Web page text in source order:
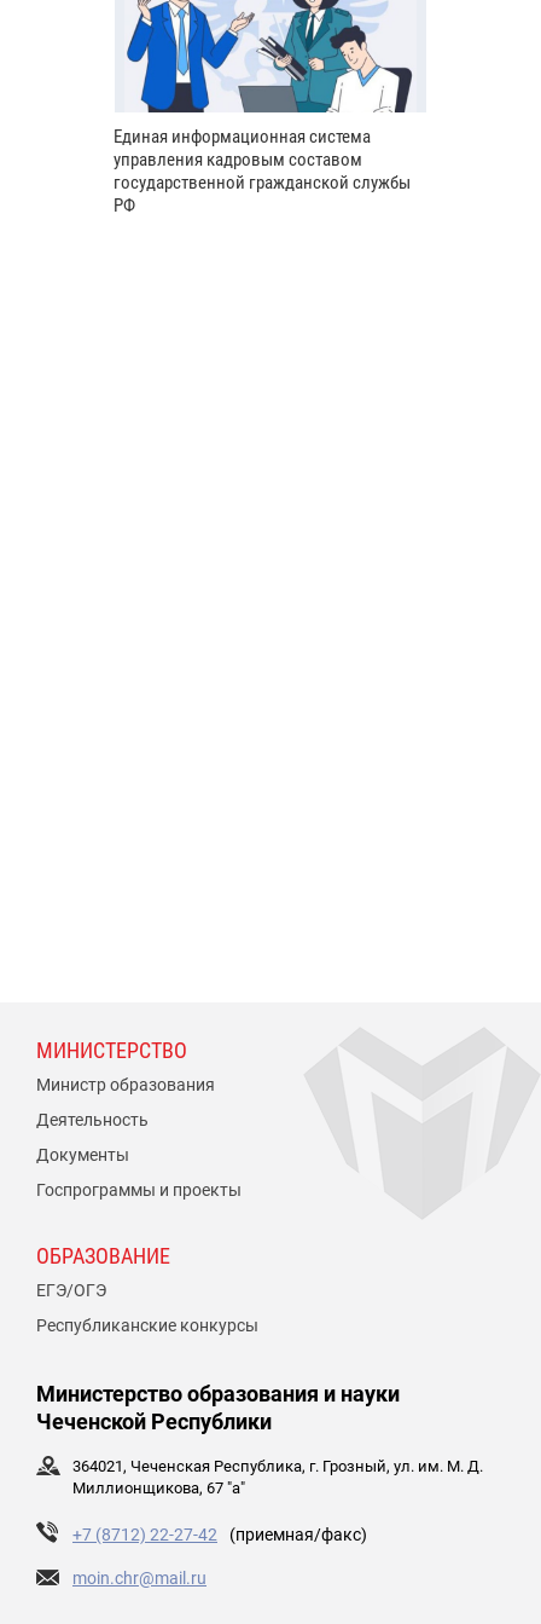
Единая информационная система
управления кадровым составом
государственной гражданской службы
РФ
МИНИСТЕРСТВО
Министр образования
Деятельность
Документы
Госпрограммы и проекты
ОБРАЗОВАНИЕ
ЕГЭ/ОГЭ
Республиканские конкурсы
Министерство образования и науки
Чеченской Республики
364021, Чеченская Республика, г. Грозный, ул. им. М. Д.
Миллионщикова, 67 "а"
+7 (8712) 22-27-42 (приемная/факс)
moin.chr@mail.ru